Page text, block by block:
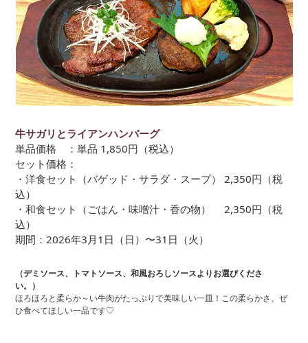
牛サガリとライアンハンバーグ
単品価格 ：単品 1,850円（税込）
セット価格：
・洋食セット（バゲッド・サラダ・スープ） 2,350円（税
込）
・和食セット（ごはん・味噌汁・香の物） 2,350円（税
込）
期間：2026年3月1日（日）〜31日（火）
（デミソース、トマトソース、和風おろしソースよりお選びくださ
い。）
ほろほろと柔らか～い牛肉がたっぷりで美味しい一皿！この柔らかさ、ぜ
ひ食べてほしい一品です♡